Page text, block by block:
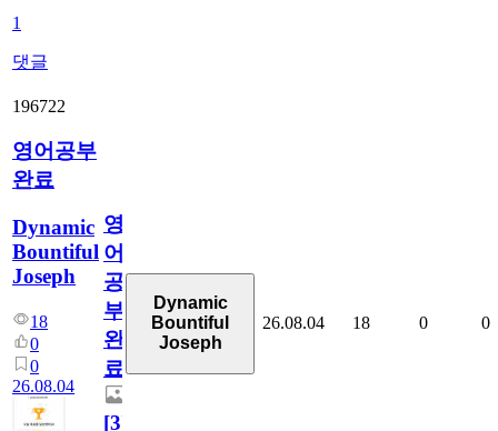
1
댓글
196722
영어공부
완료
Dynamic
Bountiful
Joseph
18
0
0
26.08.04
영
어
공
부
완
료
[3]
Dynamic
Bountiful
Joseph
26.08.04 18 0 0